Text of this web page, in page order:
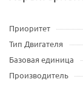
Приоритет
Тип Двигателя
Базовая единица
Производитель